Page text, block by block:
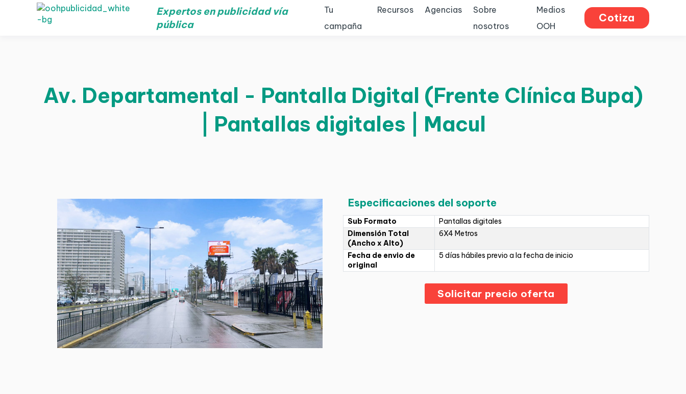
Expertos en publicidad vía
pública
Tu
campaña
Recursos Agencias
Sobre
nosotros
Medios
OOH
Cotiza
Av. Departamental - Pantalla Digital (Frente Clínica Bupa)
| Pantallas digitales | Macul
Especificaciones del soporte
Sub Formato
Pantallas digitales
Dimensión Total
(Ancho x Alto)
6X4 Metros
Fecha de envio de
original
5 días hábiles previo a la fecha de inicio
Solicitar precio oferta